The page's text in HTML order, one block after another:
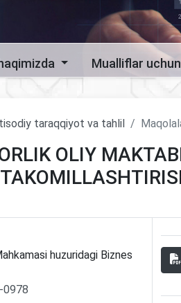
Mualliflar uchun
taraqqiyot va tahlil
OLIY
huzuridagi Biznes